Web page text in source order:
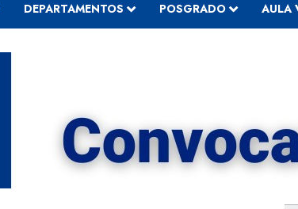
DEPARTAMENTOS POSGRADO AULA